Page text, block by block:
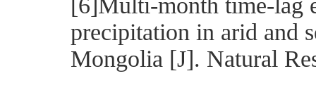
precipitation in arid and
Mongolia [J]. Natural